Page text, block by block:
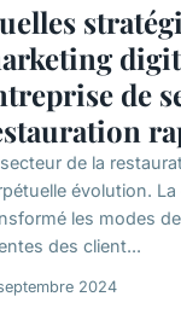
de
de la
évolution.
les modes
des client...
2024